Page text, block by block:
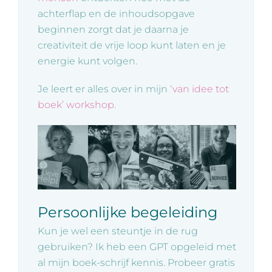
achterflap en de inhoudsopgave
beginnen zorgt dat je daarna je
creativiteit de vrije loop kunt laten en je
energie kunt volgen.
Je leert er alles over in mijn ‘van idee tot
boek’ workshop.
Persoonlijke begeleiding
Kun je wel een steuntje in de rug
gebruiken? Ik heb een GPT opgeleid met
al mijn boek-schrijf kennis. Probeer gratis